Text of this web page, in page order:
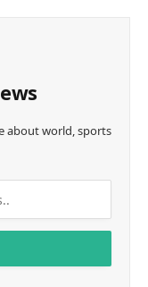
about world, sports